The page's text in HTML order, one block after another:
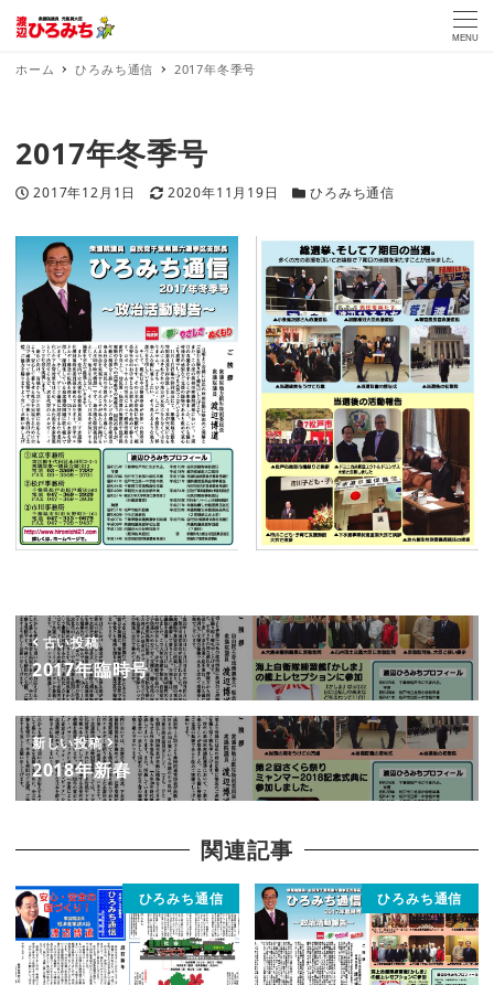
MENU
ホーム ひろみち通信 2017年冬季号
2017年冬季号
投稿日
2017年12月1日 更新日
2020年11月19日 カテゴリー
ひろみち通信
古い投稿
2017年臨時号
新しい投稿
2018年新春
関連記事
ひろみち通信 ひろみち通信